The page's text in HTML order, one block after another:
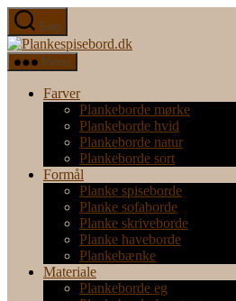
Spring
til
indholdet
Søg
Plankespisebord.dk
Menu
Farver
Plankeborde mørke
Plankeborde hvid
Plankeborde natur
Plankeborde sort
Formål
Planke spiseborde
Planke sofaborde
Planke skriveborde
Planke haveborde
Plankebænke
Materiale
Plankeborde eg